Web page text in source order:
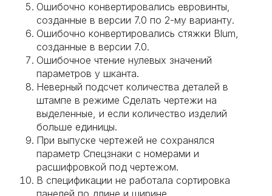
Ошибочно конвертировались евровинты,
созданные в версии 7.0 по 2-му варианту.
Ошибочно конвертировались стяжки Blum,
созданные в версии 7.0.
Ошибочное чтение нулевых значений
параметров у шканта.
Неверный подсчет количества деталей в
штампе в режиме Сделать чертежи на
выделенные, и если количество изделий
больше единицы.
При выпуске чертежей не сохранялся
параметр Спецзнаки с номерами и
расшифровкой под чертежом.
В спецификации не работала сортировка
панелей по длине и ширине.